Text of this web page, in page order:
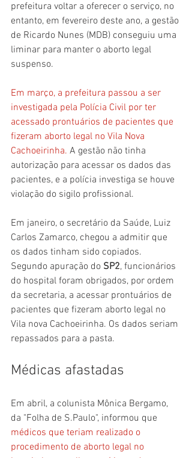
prefeitura voltar a oferecer o serviço, no
entanto, em fevereiro deste ano, a gestão
de Ricardo Nunes (MDB) conseguiu uma
liminar para manter o aborto legal
suspenso.
Em março, a prefeitura passou a ser
investigada pela Polícia Civil por ter
acessado prontuários de pacientes que
fizeram aborto legal no Vila Nova
Cachoeirinha. A gestão não tinha
autorização para acessar os dados das
pacientes, e a polícia investiga se houve
violação do sigilo profissional.
Em janeiro, o secretário da Saúde, Luiz
Carlos Zamarco, chegou a admitir que
os dados tinham sido copiados.
Segundo apuração do SP2, funcionários
do hospital foram obrigados, por ordem
da secretaria, a acessar prontuários de
pacientes que fizeram aborto legal no
Vila nova Cachoeirinha. Os dados seriam
repassados para a pasta.
Médicas afastadas
Em abril, a colunista Mônica Bergamo,
da "Folha de S.Paulo", informou que
médicos que teriam realizado o
procedimento de aborto legal no